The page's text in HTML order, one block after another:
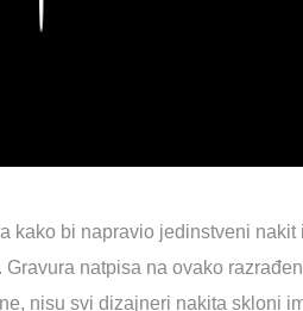
kako bi napravio jedinstveni nakit
. Gravura natpisa na ovako
nisu svi dizajneri nakita skloni